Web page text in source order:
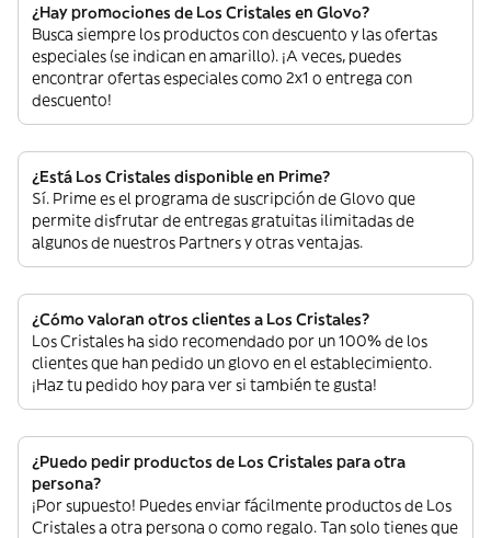
¿Hay promociones de Los Cristales en Glovo?
Busca siempre los productos con descuento y las ofertas
especiales (se indican en amarillo). ¡A veces, puedes
encontrar ofertas especiales como 2x1 o entrega con
descuento!
¿Está Los Cristales disponible en Prime?
Sí. Prime es el programa de suscripción de Glovo que
permite disfrutar de entregas gratuitas ilimitadas de
algunos de nuestros Partners y otras ventajas.
¿Cómo valoran otros clientes a Los Cristales?
Los Cristales ha sido recomendado por un 100% de los
clientes que han pedido un glovo en el establecimiento.
¡Haz tu pedido hoy para ver si también te gusta!
¿Puedo pedir productos de Los Cristales para otra
persona?
¡Por supuesto! Puedes enviar fácilmente productos de Los
Cristales a otra persona o como regalo. Tan solo tienes que